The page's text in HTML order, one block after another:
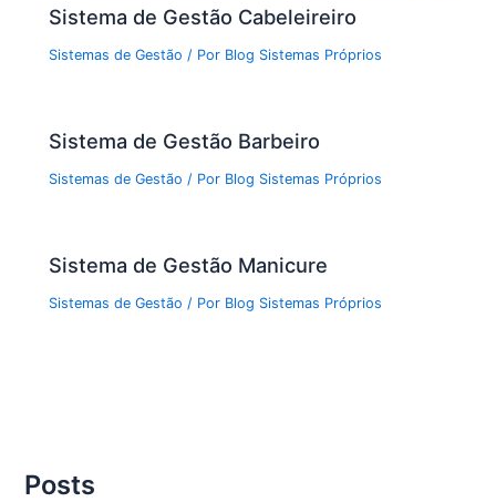
Sistema de Gestão Cabeleireiro
Sistemas de Gestão / Por Blog Sistemas Próprios
Sistema de Gestão Barbeiro
Sistemas de Gestão / Por Blog Sistemas Próprios
Sistema de Gestão Manicure
Sistemas de Gestão / Por Blog Sistemas Próprios
Posts